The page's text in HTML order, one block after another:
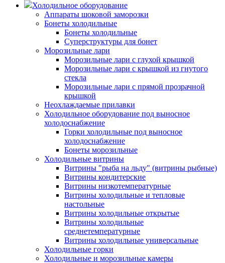
Холодильное оборудование
Аппараты шоковой заморозки
Бонеты холодильные
Бонеты холодильные
Суперструктуры для бонет
Морозильные лари
Морозильные лари с глухой крышкой
Морозильные лари с крышкой из гнутого
стекла
Морозильные лари с прямой прозрачной
крышкой
Неохлаждаемые прилавки
Холодильное оборудование под выносное
холодоснабжение
Горки холодильные под выносное
холодоснабжение
Бонеты морозильные
Холодильные витрины
Витрины "рыба на льду" (витрины рыбные)
Витрины кондитерские
Витрины низкотемпературные
Витрины холодильные и тепловые
настольные
Витрины холодильные открытые
Витрины холодильные
среднетемпературные
Витрины холодильные универсальные
Холодильные горки
Холодильные и морозильные камеры